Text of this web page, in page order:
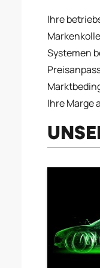
Ihre
Systemen
Ihre Marge